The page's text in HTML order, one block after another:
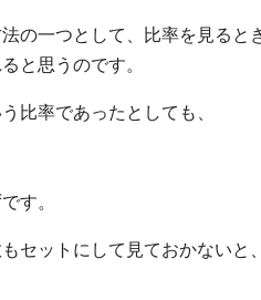
の一つとして、比率を見ると
と思うのです。
比率であったとしても、
す。
セットにして見ておかないと